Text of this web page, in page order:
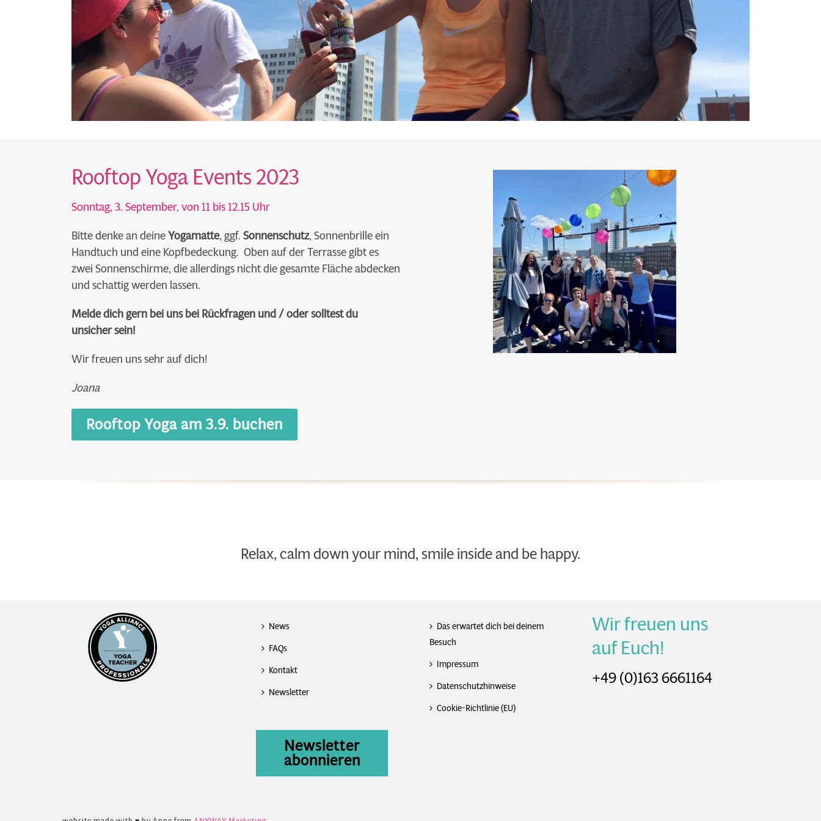
Rooftop Yoga Events 2023
Sonntag, 3. September, von 11 bis 12.15 Uhr
Bitte denke an deineYogamatte, ggf.Sonnenschutz, Sonnenbrille ein
Handtuch und eine Kopfbedeckung. Oben auf der Terrasse gibt es
zwei Sonnenschirme, die allerdings nicht die gesamte Fläche abdecken
und schattig werden lassen.
Melde dich gern bei uns bei Rückfragen und / oder solltest du
unsicher sein!
Wir freuen uns sehr auf dich!
Joana
Rooftop Yoga am 3.9. buchen
Relax, calm down your mind, smile inside and be happy.
News
FAQs
Kontakt
Newsletter
Newsletter
abonnieren
Das erwartet dich bei deinem
Besuch
Impressum
Datenschutzhinweise
Cookie-Richtlinie (EU)
Wir freuen uns
auf Euch!
+49 (0)163 6661164